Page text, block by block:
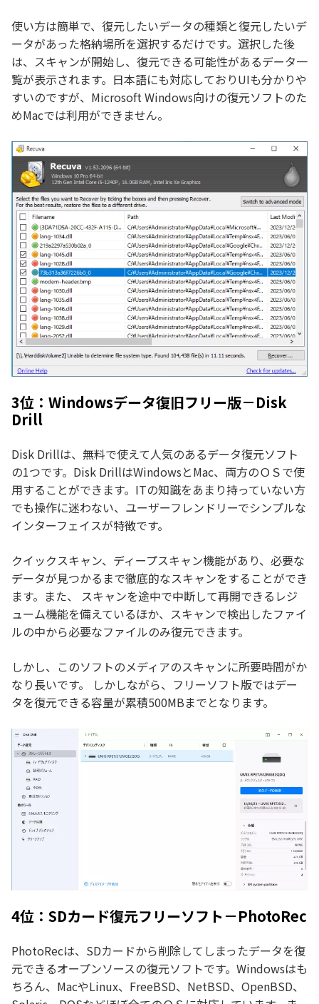
使い方は簡単で、復元したいデータの種類と復元したいデ
ータがあった格納場所を選択するだけです。選択した後
は、スキャンが開始し、復元できる可能性があるデータ一
覧が表示されます。日本語にも対応しておりUIも分かりや
すいのですが、Microsoft Windows向けの復元ソフトのた
めMacでは利用ができません。
3位：Windowsデータ復旧フリー版－Disk
Drill
Disk Drillは、無料で使えて人気のあるデータ復元ソフト
の1つです。Disk DrillはWindowsとMac、両方のＯＳで使
用することができます。ITの知識をあまり持っていない方
でも操作に迷わない、ユーザーフレンドリーでシンプルな
インターフェイスが特徴です。
クイックスキャン、ディープスキャン機能があり、必要な
データが見つかるまで徹底的なスキャンをすることができ
ます。また、 スキャンを途中で中断して再開できるレジ
ューム機能を備えているほか、スキャンで検出したファイ
ルの中から必要なファイルのみ復元できます。
しかし、このソフトのメディアのスキャンに所要時間がか
なり長いです。 しかしながら、フリーソフト版ではデー
タを復元できる容量が累積500MBまでとなります。
4位：SDカード復元フリーソフト－PhotoRec
PhotoRecは、SDカードから削除してしまったデータを復
元できるオープンソースの復元ソフトです。Windowsはも
ちろん、MacやLinux、FreeBSD、NetBSD、OpenBSD、